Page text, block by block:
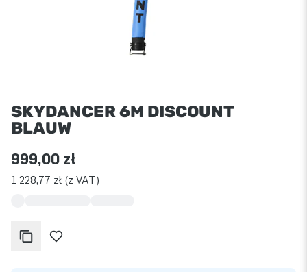
SKYDANCER 6M DISCOUNT
BLAUW
999,00 zł
1 228,77 zł (z VAT)